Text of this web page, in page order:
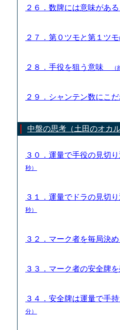
２６．数牌には意味があ
２７．第０ツモと第１ツ
２８．手役を狙う意味 （
２９．シャンテン数にこ
中盤の思考（土田のオカル
３０．運量で手役の見切
秒）
３１．運量でドラの見切
秒）
３２．マーク者を毎局決
３３．マーク者の安全牌
３４．安全牌は運量で手
分）